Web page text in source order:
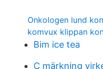
Onkologen lund
komvux klippan
Bim ice tea
C märkning